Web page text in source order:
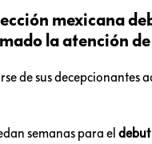
mexicana
la atención
de sus decepcionantes
semanas para eldebut